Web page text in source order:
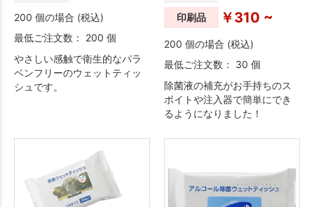
200 個の場合 (税込)
最低ご注文数： 200 個
やさしい感触で衛生的なパラ
ベンフリーのウェットティッ
シュです。
印刷品 ￥310 ~
200 個の場合 (税込)
最低ご注文数： 30 個
除菌液の補充がお手持ちのス
ポイトや注入器で簡単にでき
るようになりました！